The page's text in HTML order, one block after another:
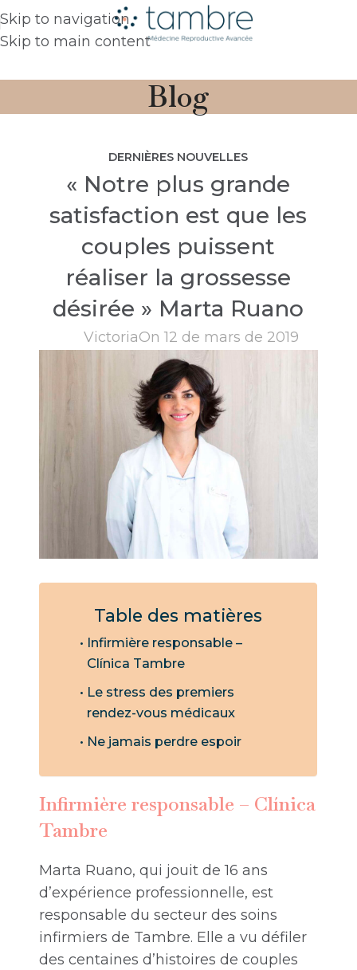
Skip to navigation
Skip to main content
Blog
DERNIÈRES NOUVELLES
« Notre plus grande
satisfaction est que les
couples puissent
réaliser la grossesse
désirée » Marta Ruano
VictoriaOn 12 de mars de 2019
Table des matières
Infirmière responsable –
Clínica Tambre
Le stress des premiers
rendez-vous médicaux
Ne jamais perdre espoir
Infirmière responsable – Clínica
Tambre
Marta Ruano, qui jouit de 16 ans
d’expérience professionnelle, est
responsable du secteur des soins
infirmiers de Tambre. Elle a vu défiler
des centaines d’histoires de couples